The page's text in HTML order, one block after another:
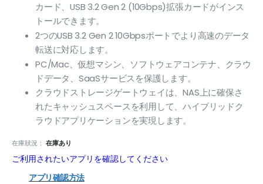
カード、USB 3.2 Gen 2 (10Gbps)拡張カードがインス
トールできます。
2つのUSB 3.2 Gen 2 10Gbpsポートでより高速のデータ
転送に対応します。
PC/Mac、仮想マシン、ソフトウェアコンテナ、クラウ
ドデータ、SaaSサービスを保護します。
クラウドストレージゲートウェイは、NAS上に確保さ
れたキャッシュスペースを利用して、ハイブリッドク
ラウドアプリケーションを実現します。
在庫狀況： 在庫あり
ご利用されたいアプリを確認してください
アプリ確認方法